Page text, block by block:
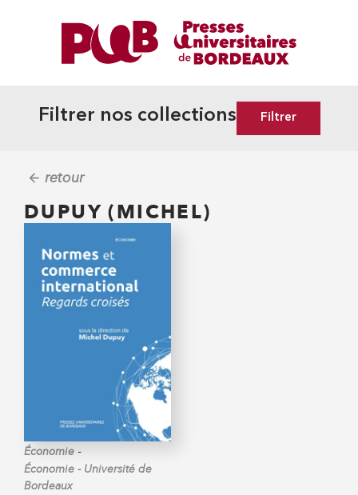
Filtrer nos collections Filtrer
retour
DUPUY (MICHEL)
Économie -
Économie - Université de
Bordeaux